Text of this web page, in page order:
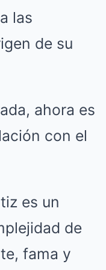
las
de su
ahora es
con el
es un
de
fama y